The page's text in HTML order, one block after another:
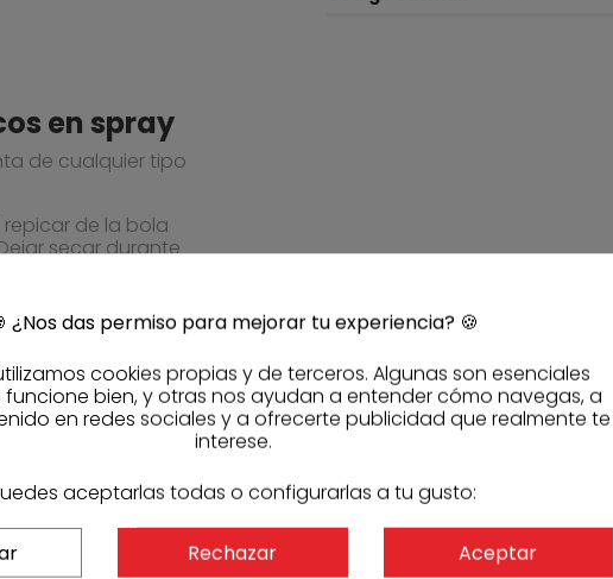
en spray
de cualquier tipo
de la bola
secar durante
la calidad de
gas para limpiar
cuidado
sin cubrir.
en lugares
amarillo
¿Nos das permiso para mejorar tu experiencia? 🍪
cookies propias y de terceros. Algunas son esenciales
bien, y otras nos ayudan a entender cómo navegas, a
en redes sociales y a ofrecerte publicidad que realmente te
interese.
aceptarlas todas o configurarlas a tu gusto:
Rechazar Aceptar